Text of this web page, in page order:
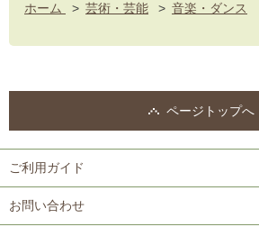
ホーム > 芸術・芸能 > 音楽・ダンス
ページトップへ
ご利用ガイド
お問い合わせ